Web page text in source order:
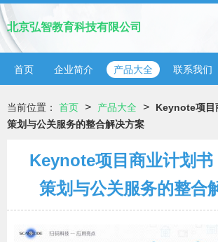
北京弘智教育科技有限公司
首页 企业简介 产品大全 联系我们
当前位置： 首页 > 产品大全 >
Keynote项目
策划与公关服务的整合解决方案
Keynote项目商业计划书
策划与公关服务的整合